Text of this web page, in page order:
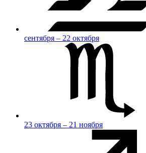
сентября – 22 октября
23 октября – 21 ноября